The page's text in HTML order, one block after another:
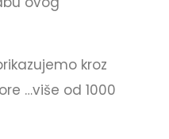
kroz
…više od 1000